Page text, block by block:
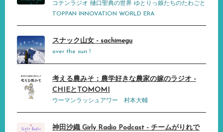
コテンラジオ 樋口聖典の世界 ゆとりっ娘たちのたわごと
TOPPAN INNOVATION WORLD ERA
スナック山女 - sachimegu
over the sun！
考える農みそ：農学好きな農家の嫁のラジオ -
CHIEとTOMOMI
ウーマンラッシュアワー 村本大輔
神田沙織 Girly Radio Podcast - チームがりれで